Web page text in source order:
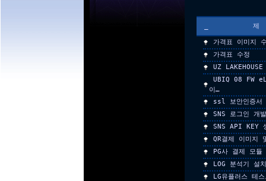
가격표 이미지
가격표 수정
UZ
UBIQ 08 FW
이…
ssl 보안인증서
SNS 로그인 개발
SNS API KEY
QR결제 이미지
PG사 결제 모듈
LOG 분석기 설치
LG유플러스 테